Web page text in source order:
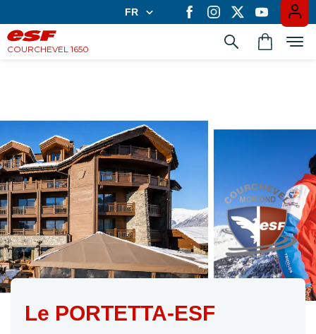
FR
COURCHEVEL 1650
Les cours privés
Expériences
Casiers à ski
Le PORTETTA-ESF